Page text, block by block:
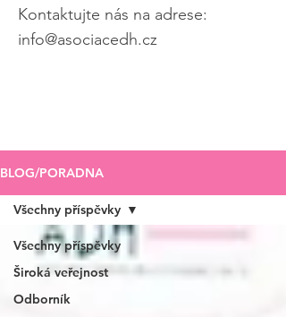
Kontaktujte nás na adrese:
info@asociacedh.cz
BLOG/PORADNA
Všechny příspěvky
Široká veřejnost
Odborník
Všechny příspěvky